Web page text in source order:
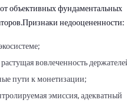
объективных фундаментальных
недооцененности:
вовлеченность
пути к монетизации;
эмиссия, адекватный